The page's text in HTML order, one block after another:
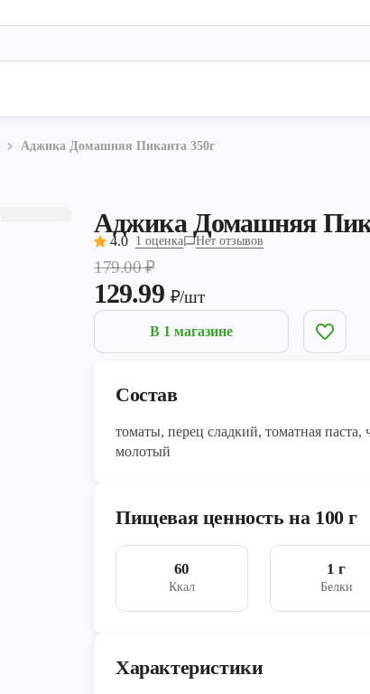
Аджика Домашняя Пиканта 350г
Аджика Домашняя
4.0 1 оценка Нет отзывов
179.00₽
129.99 ₽/шт
В 1 магазине
Состав
томаты, перец сладкий, томатная паста,
молотый
Пищевая ценность на 100 г
60
Ккал
1 г
Белки
Характеристики